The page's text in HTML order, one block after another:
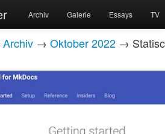
Archiv Galerie Essays TV
Archiv → Oktober 2022 →